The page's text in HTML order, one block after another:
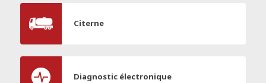
Citerne
Diagnostic électronique